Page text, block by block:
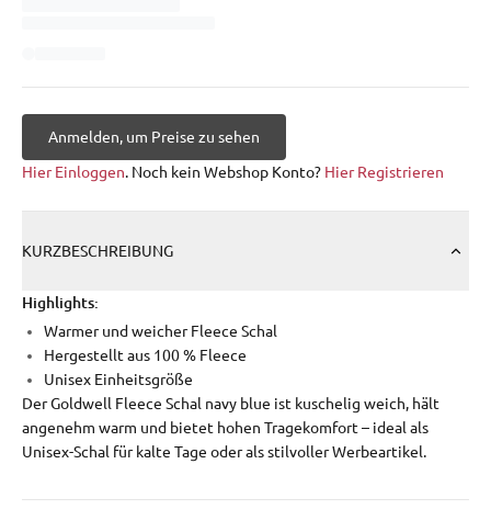
Anmelden, um Preise zu sehen
Hier Einloggen. Noch kein Webshop Konto? Hier Registrieren
KURZBESCHREIBUNG
Highlights:
Warmer und weicher Fleece Schal
Hergestellt aus 100 % Fleece
Unisex Einheitsgröße
Der Goldwell Fleece Schal navy blue ist kuschelig weich, hält
angenehm warm und bietet hohen Tragekomfort – ideal als
Unisex-Schal für kalte Tage oder als stilvoller Werbeartikel.